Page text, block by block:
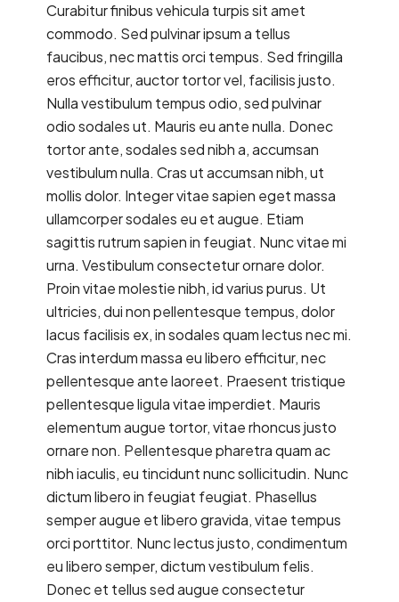
Curabitur finibus vehicula turpis sit amet
commodo. Sed pulvinar ipsum a tellus
faucibus, nec mattis orci tempus. Sed fringilla
eros efficitur, auctor tortor vel, facilisis justo.
Nulla vestibulum tempus odio, sed pulvinar
odio sodales ut. Mauris eu ante nulla. Donec
tortor ante, sodales sed nibh a, accumsan
vestibulum nulla. Cras ut accumsan nibh, ut
mollis dolor. Integer vitae sapien eget massa
ullamcorper sodales eu et augue. Etiam
sagittis rutrum sapien in feugiat. Nunc vitae mi
urna. Vestibulum consectetur ornare dolor.
Proin vitae molestie nibh, id varius purus. Ut
ultricies, dui non pellentesque tempus, dolor
lacus facilisis ex, in sodales quam lectus nec mi.
Cras interdum massa eu libero efficitur, nec
pellentesque ante laoreet. Praesent tristique
pellentesque ligula vitae imperdiet. Mauris
elementum augue tortor, vitae rhoncus justo
ornare non. Pellentesque pharetra quam ac
nibh iaculis, eu tincidunt nunc sollicitudin. Nunc
dictum libero in feugiat feugiat. Phasellus
semper augue et libero gravida, vitae tempus
orci porttitor. Nunc lectus justo, condimentum
eu libero semper, dictum vestibulum felis.
Donec et tellus sed augue consectetur